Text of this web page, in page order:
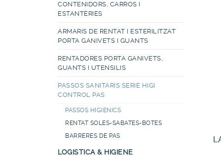
CONTENIDORS, CARROS I
ESTANTÈRIES
ARMARIS DE RENTAT I ESTERILITZAT
PORTA GANIVETS I GUANTS
RENTADORES PORTA GANIVETS,
GUANTS I UTENSILIS
PASSOS SANITARIS SERIE HIGI
CONTROL PAS
PASSOS HIGIENICS
RENTAT SOLES-SABATES-BOTES
BARRERES DE PAS
LOGISTICA & HIGIENE